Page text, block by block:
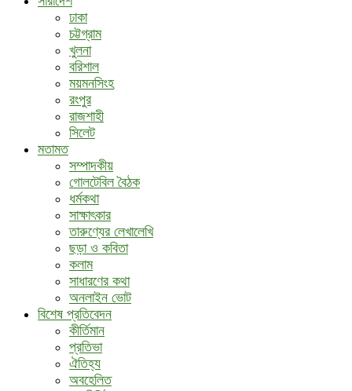
ঢাকা
চট্টগ্রাম
খুলনা
বরিশাল
ময়মনসিংহ
রংপুর
রাজশাহী
সিলেট
মতামত
সম্পাদকীয়
গোলটেবিল বৈঠক
ধর্মকথা
সাক্ষাৎকার
তারুণ্যের লেখালেখি
ছড়া ও কবিতা
কলাম
সাধারণের কথা
অনলাইন ভোট
বিশেষ প্রতিবেদন
কীর্তিমান
প্রতিভা
ঐতিহ্য
অবহেলিত